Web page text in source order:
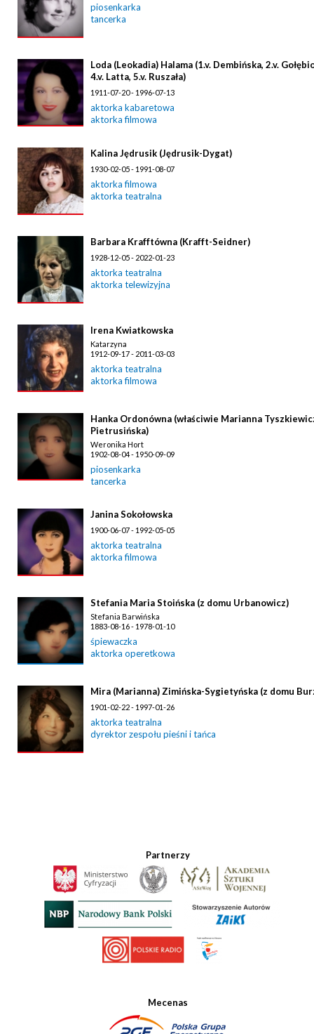
piosenkarka
tancerka
Loda (Leokadia) Halama (1.v. Dembińska, 2.v.
4.v. Latta, 5.v. Ruszała)
1911-07-20 - 1996-07-13
aktorka kabaretowa
aktorka filmowa
Kalina Jędrusik (Jędrusik-Dygat)
1930-02-05 - 1991-08-07
aktorka filmowa
aktorka teatralna
Barbara Krafftówna (Krafft-Seidner)
1928-12-05 - 2022-01-23
aktorka teatralna
aktorka telewizyjna
Irena Kwiatkowska
Katarzyna
1912-09-17 - 2011-03-03
aktorka teatralna
aktorka filmowa
Hanka Ordonówna (właściwie Marianna
Pietrusińska)
Weronika Hort
1902-08-04 - 1950-09-09
piosenkarka
tancerka
Janina Sokołowska
1900-06-07 - 1992-05-05
aktorka teatralna
aktorka filmowa
Stefania Maria Stoińska (z domu Urbanowicz)
Stefania Barwińska
1883-08-16 - 1978-01-10
śpiewaczka
aktorka operetkowa
Mira (Marianna) Zimińska-Sygietyńska (z domu
1901-02-22 - 1997-01-26
aktorka teatralna
dyrektor zespołu pieśni i tańca
Partnerzy
Mecenas